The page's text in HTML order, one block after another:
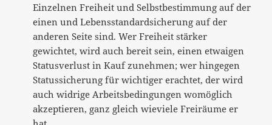
Einzelnen Freiheit und Selbstbestimmung auf der
einen und Lebensstandardsicherung auf der
anderen Seite sind. Wer Freiheit stärker
gewichtet, wird auch bereit sein, einen etwaigen
Statusverlust in Kauf zunehmen; wer hingegen
Statussicherung für wichtiger erachtet, der wird
auch widrige Arbeitsbedingungen womöglich
akzeptieren, ganz gleich wieviele Freiräume er